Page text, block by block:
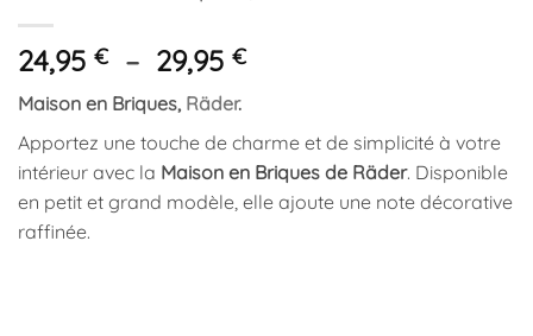
24,95 € – 29,95 €Plage
24,95 €
à
29,95 €
Maison en Briques, Räder.
Apportez une touche de charme et de simplicité à votre
intérieur avec la Maison en Briques de Räder. Disponible
en petit et grand modèle, elle ajoute une note décorative
raffinée.